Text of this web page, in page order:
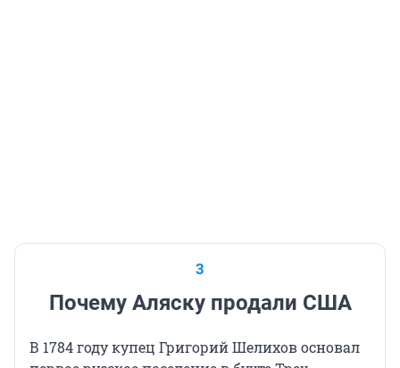
3
Почему Аляску продали США
В 1784 году купец Григорий Шелихов основал